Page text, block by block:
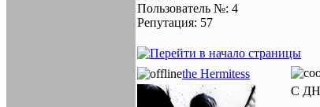
Пользователь №: 4
Репутация: 57
the Hermitess
С